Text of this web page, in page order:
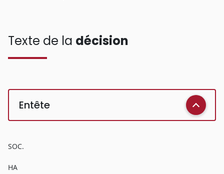
Texte de la décision
Entête
SOC.
HA